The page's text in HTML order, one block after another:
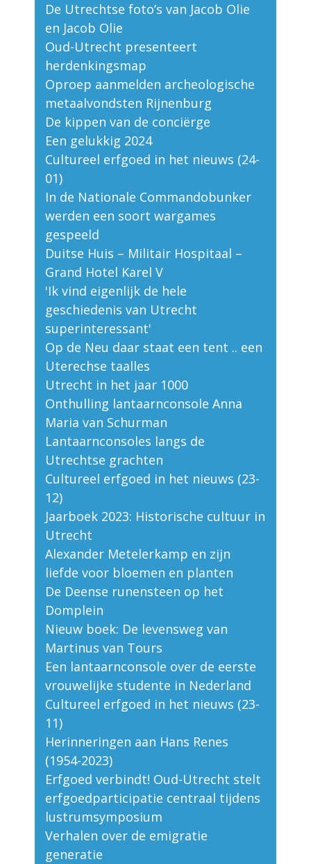
De Utrechtse foto’s van Jacob Olie
en Jacob Olie
Oud-Utrecht presenteert
herdenkingsmap
Oproep aanmelden archeologische
metaalvondsten Rijnenburg
De kippen van de conciërge
Een gelukkig 2024
Cultureel erfgoed in het nieuws (24-
01)
In de Nationale Commandobunker
werden een soort wargames
gespeeld
Duitse Huis – Militair Hospitaal –
Grand Hotel Karel V
'Ik vind eigenlijk de hele
geschiedenis van Utrecht
superinteressant'
Op de Neu daar staat een tent .. een
Uterechse taalles
Utrecht in het jaar 1000
Onthulling lantaarnconsole Anna
Maria van Schurman
Lantaarnconsoles langs de
Utrechtse grachten
Cultureel erfgoed in het nieuws (23-
12)
Jaarboek 2023: Historische cultuur in
Utrecht
Alexander Metelerkamp en zijn
liefde voor bloemen en planten
De Deense runensteen op het
Domplein
Nieuw boek: De levensweg van
Martinus van Tours
Een lantaarnconsole over de eerste
vrouwelijke studente in Nederland
Cultureel erfgoed in het nieuws (23-
11)
Herinneringen aan Hans Renes
(1954-2023)
Erfgoed verbindt! Oud-Utrecht stelt
erfgoedparticipatie centraal tijdens
lustrumsymposium
Verhalen over de emigratie
generatie